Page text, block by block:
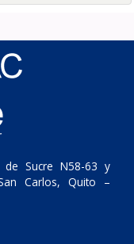
de Sucre N58-63 y
Carlos, Quito –